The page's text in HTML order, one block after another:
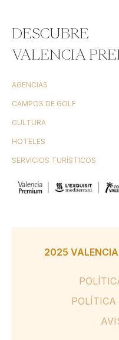
DESCUBRE
VALENCIA
AGENCIAS
CAMPOS DE GOLF
CULTURA
HOTELES
SERVICIOS TURÍSTICOS
2025 VALENCIA
POLÍTICA